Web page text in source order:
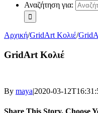
Αναζήτηση για:
Αρχική/GridArt Κολιέ/
GridArt Κολιέ
By maya|2020-03-
Share This Story, Choose